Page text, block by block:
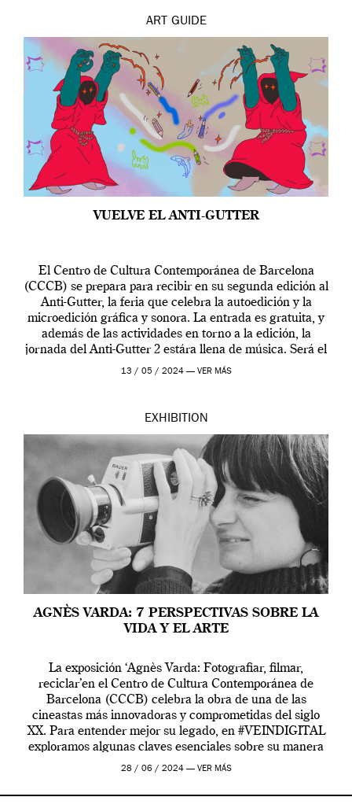
ART GUIDE
VUELVE EL ANTI-GUTTER
El Centro de Cultura Contemporánea de Barcelona
(CCCB) se prepara para recibir en su segunda edición al
Anti-Gutter, la feria que celebra la autoedición y la
microedición gráfica y sonora. La entrada es gratuita, y
además de las actividades en torno a la edición, la
jornada del Anti-Gutter 2 estára llena de música. Será el
[…]
13 / 05 / 2024 — VER MÁS
EXHIBITION
AGNÈS VARDA: 7 PERSPECTIVAS SOBRE LA
VIDA Y EL ARTE
La exposición ‘Agnès Varda: Fotografiar, filmar,
reciclar’en el Centro de Cultura Contemporánea de
Barcelona (CCCB) celebra la obra de una de las
cineastas más innovadoras y comprometidas del siglo
XX. Para entender mejor su legado, en #VEINDIGITAL
exploramos algunas claves esenciales sobre su manera
de entender la vida, el cine y el arte contemporáneo.
28 / 06 / 2024 — VER MÁS